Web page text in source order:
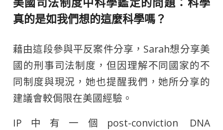
真的是如我們想的這麼科學嗎？
藉由這段參與平反案件分享，Sarah想分享美
國的刑事司法制度，但因理解不同國家的不
同制度與現況，她也提醒我們，她所分享的
建議會較侷限在美國經驗。
IP中有一個post-conviction DNA